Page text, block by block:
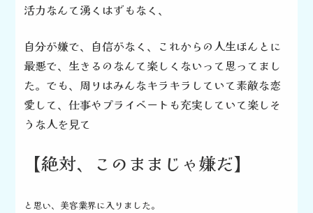
活力なんて湧くはずもなく、
自分が嫌で、自信がなく、これからの 人生ほんとに
最悪で、生きるのなんて 楽しくないって思ってまし
た。 でも、周りはみんなキラキラしていて 素敵な恋
愛して、仕事やプライベート も充実していて楽しそ
うな人を見て
【絶対、このままじゃ嫌だ】
と思い、 美容業界に入りました。